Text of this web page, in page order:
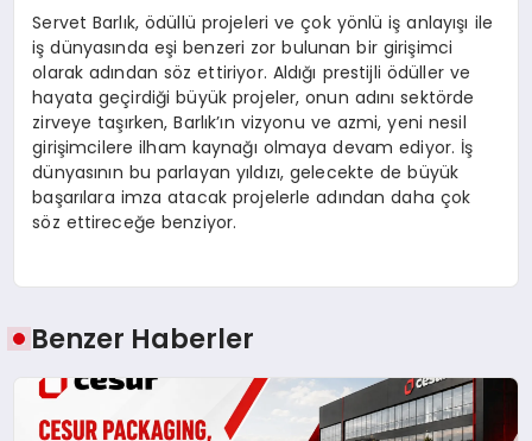
Servet Barlık, ödüllü projeleri ve çok yönlü iş anlayışı ile
iş dünyasında eşi benzeri zor bulunan bir girişimci
olarak adından söz ettiriyor. Aldığı prestijli ödüller ve
hayata geçirdiği büyük projeler, onun adını sektörde
zirveye taşırken, Barlık’ın vizyonu ve azmi, yeni nesil
girişimcilere ilham kaynağı olmaya devam ediyor. İş
dünyasının bu parlayan yıldızı, gelecekte de büyük
başarılara imza atacak projelerle adından daha çok
söz ettireceğe benziyor.
Benzer Haberler